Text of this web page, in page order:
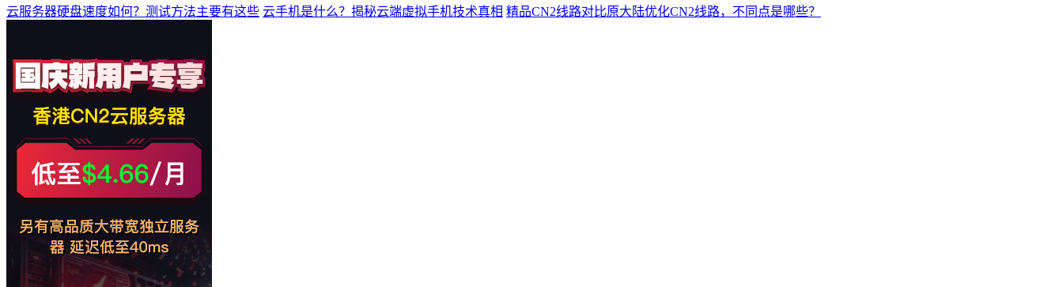
云服务器硬盘速度如何？测试方法主要有这些 云手机是什么？揭秘云端虚拟手机技术真相 精品CN2线路对比原大陆优化CN2线路，不同点是哪些？